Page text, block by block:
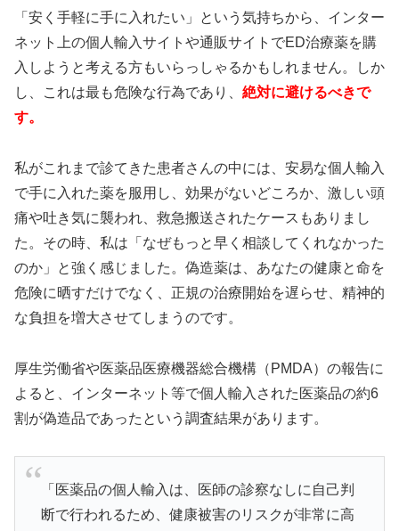
シルデナエイトで詳細確認
⚡ バルデナエイト：即効性15分の高速効果型
🚀 15分〜30分 で効果実感の即効タイプ
💰
10錠 1,770円〜 （1錠177円）
⏱️
効果持続 3〜5時間 で自然なタイミング
🌟
バルデナフィル 10mg/20mg ＋亜鉛配合
レビトラと同成分で最短15分の即効性が特徴。急な
機会にも対応できる頼もしいパートナーです。
「安く手軽に手に入れたい」という気持ちから、インター
ネット上の個人輸入サイトや通販サイトでED治療薬を購
入しようと考える方もいらっしゃるかもしれません。しか
し、これは最も危険な行為であり、 絶対に避けるべきで
す。
私がこれまで診てきた患者さんの中には、安易な個人輸入
で手に入れた薬を服用し、効果がないどころか、激しい頭
痛や吐き気に襲われ、救急搬送されたケースもありまし
た。その時、私は「なぜもっと早く相談してくれなかった
のか」と強く感じました。偽造薬は、あなたの健康と命を
危険に晒すだけでなく、正規の治療開始を遅らせ、精神的
な負担を増大させてしまうのです。
厚生労働省や医薬品医療機器総合機構（PMDA）の報告に
よると、インターネット等で個人輸入された医薬品の約6
割が偽造品であったという調査結果があります。
「医薬品の個人輸入は、医師の診察なしに自己判
断で行われるため、健康被害のリスクが非常に高